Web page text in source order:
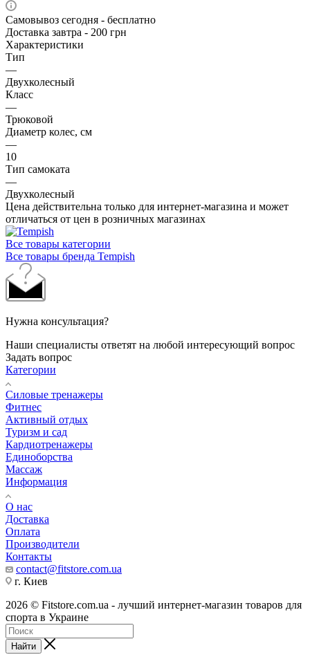
Самовывоз сегодня - бесплатно
Доставка завтра - 200 грн
Характеристики
Тип
—
Двухколесный
Класс
—
Трюковой
Диаметр колес, см
—
10
Тип самоката
—
Двухколесный
Цена действительна только для интернет-магазина и может
отличаться от цен в розничных магазинах
Все товары категории
Все товары бренда Tempish
Нужна консультация?
Наши специалисты ответят на любой интересующий вопрос
Задать вопрос
Категории
Силовые тренажеры
Фитнес
Активный отдых
Туризм и сад
Кардиотренажеры
Единоборства
Массаж
Информация
О нас
Доставка
Оплата
Производители
Контакты
contact@fitstore.com.ua
г. Киев
2026 © Fitstore.com.ua - лучший интернет-магазин товаров для
спорта в Украине
Найти